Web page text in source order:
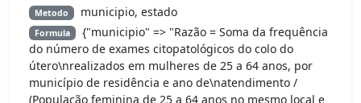
Metodo municipio, estado
Formula
{"municipio" => "Razão = Soma da frequência
do número de exames citopatológicos do colo do
útero\nrealizados em mulheres de 25 a 64 anos, por
município de residência e ano de\natendimento /
(População feminina de 25 a 64 anos no mesmo local e